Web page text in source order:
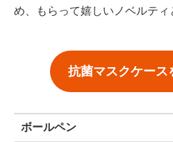
め、もらって嬉しいノベルティ
抗菌マスクケース
ボールペン